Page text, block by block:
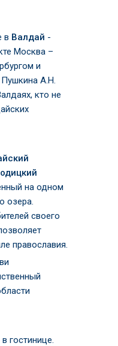
в Валдай -
Москва –
и
А.Н.
кто не
на одном
озера.
своего
православия.
гостинице.